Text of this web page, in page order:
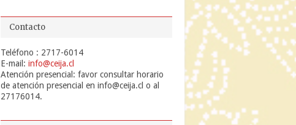
Contacto
Teléfono : 2717-6014
E-mail: info@ceija.cl
Atención presencial: favor consultar horario
de atención presencial en info@ceija.cl o al
27176014.